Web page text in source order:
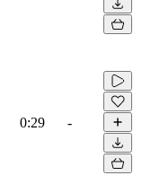
0:29 -